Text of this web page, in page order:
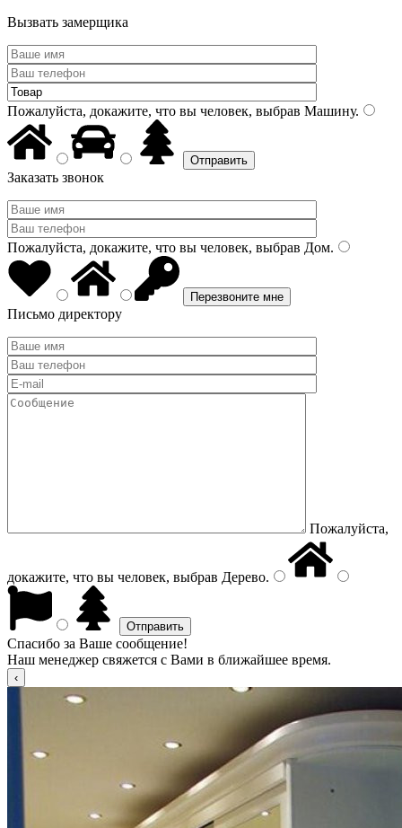
Вызвать замерщика
Пожалуйста, докажите, что вы человек, выбрав Машину.
Заказать звонок
Пожалуйста, докажите, что вы человек, выбрав Дом.
Письмо директору
Пожалуйста,
докажите, что вы человек, выбрав Дерево.
Спасибо за Ваше сообщение!
Наш менеджер свяжется с Вами в ближайшее время.